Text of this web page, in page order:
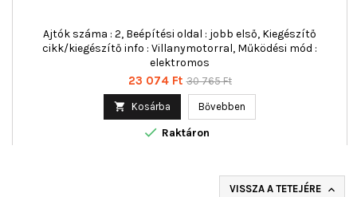
Ajtók száma : 2, Beépítési oldal : jobb első, Kiegészítő
cikk/kiegészítő info : Villanymotorral, Működési mód :
elektromos
Ár
23 074 Ft Normál
30 765 Ft
 Kosárba Bővebben
 Raktáron
VISSZA A TETEJÉRE 